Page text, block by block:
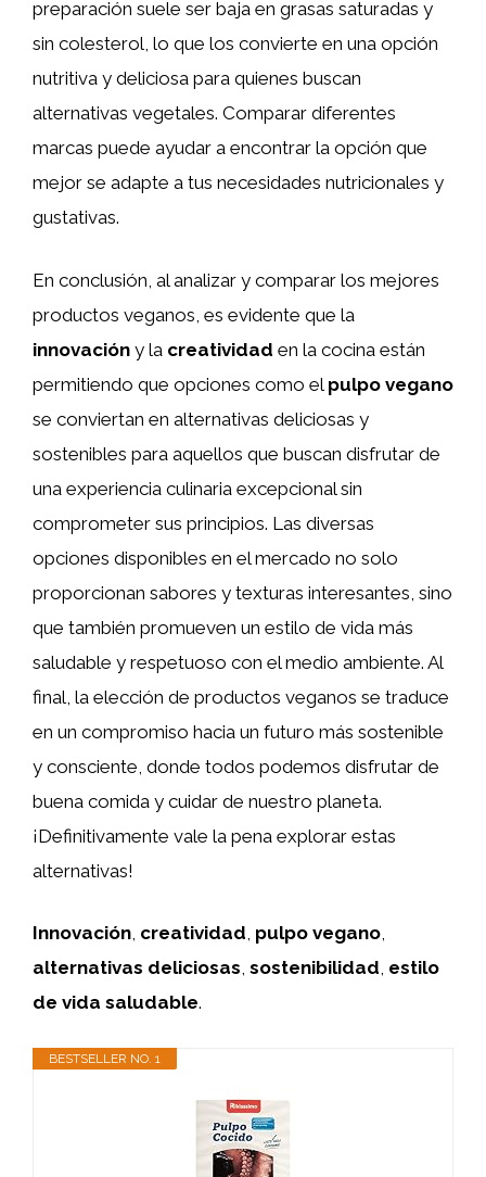
preparación suele ser baja en grasas saturadas y
sin colesterol, lo que los convierte en una opción
nutritiva y deliciosa para quienes buscan
alternativas vegetales. Comparar diferentes
marcas puede ayudar a encontrar la opción que
mejor se adapte a tus necesidades nutricionales y
gustativas.
En conclusión, al analizar y comparar los mejores
productos veganos, es evidente que la
innovación y la creatividad en la cocina están
permitiendo que opciones como el pulpo vegano
se conviertan en alternativas deliciosas y
sostenibles para aquellos que buscan disfrutar de
una experiencia culinaria excepcional sin
comprometer sus principios. Las diversas
opciones disponibles en el mercado no solo
proporcionan sabores y texturas interesantes, sino
que también promueven un estilo de vida más
saludable y respetuoso con el medio ambiente. Al
final, la elección de productos veganos se traduce
en un compromiso hacia un futuro más sostenible
y consciente, donde todos podemos disfrutar de
buena comida y cuidar de nuestro planeta.
¡Definitivamente vale la pena explorar estas
alternativas!
Innovación, creatividad, pulpo vegano,
alternativas deliciosas, sostenibilidad, estilo
de vida saludable.
BESTSELLER NO. 1